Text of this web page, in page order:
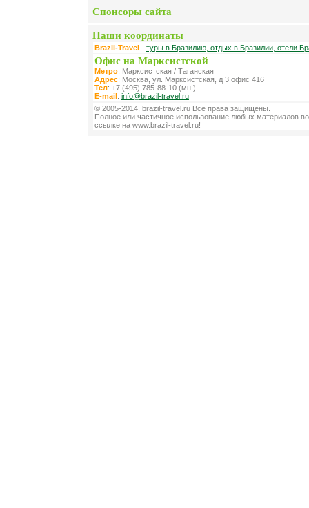
Спонсоры сайта
Наши координаты
Brazil-Travel - туры в Бразилию, отдых в Бразилии, отели
Офис на Марксистской
Метро: Марксистская / Таганская
Адрес: Москва, ул. Марксистская, д 3 офис 416
Тел: +7 (495) 785-88-10 (мн.)
E-mail: info@brazil-travel.ru
© 2005-2014, brazil-travel.ru Все права защищены.
Полное или частичное использование любых материалов
ссылке на www.brazil-travel.ru!